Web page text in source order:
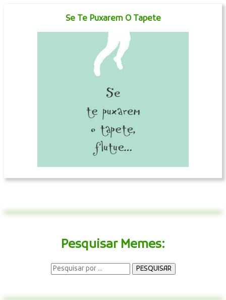
Se Te Puxarem O Tapete
Pesquisar Memes: